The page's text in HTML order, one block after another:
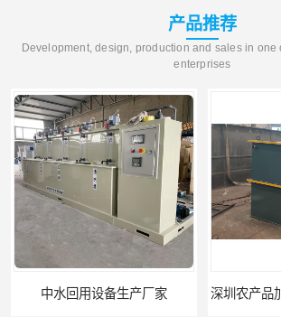
产品推荐
Development, design, production and sales in one
enterprises
中水回用设备生产厂家